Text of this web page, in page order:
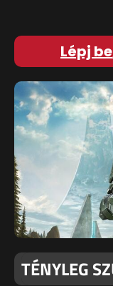
Lépj be
TÉNYLEG